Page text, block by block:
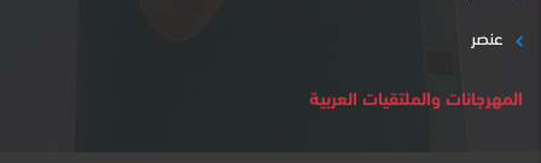
عنصر
المهرجانات والملتقيات العربية